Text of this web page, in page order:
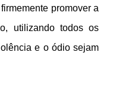
promover a
utilizando todos os
e o ódio sejam